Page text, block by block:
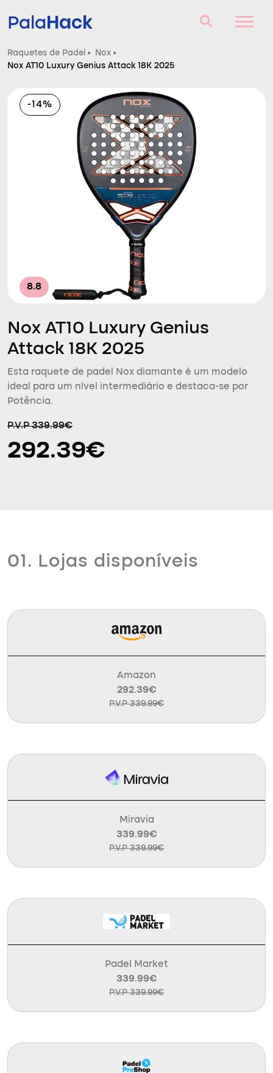
PalaHack
Raquetes de Padel
Perguntas e respostas
Comparador
Raquetes de Padel › Nox ›
Nox AT10 Luxury Genius Attack 18K 2025
-14%
8.8
Nox AT10 Luxury Genius
Attack 18K 2025
Esta raquete de padel Nox diamante é um modelo
ideal para um nível intermediário e destaca-se por
Potência.
P.V.P 339.99€
292.39€
01. Lojas disponíveis
Amazon
292.39€
P.V.P 339.99€
Miravia
339.99€
P.V.P 339.99€
Padel Market
339.99€
P.V.P 339.99€